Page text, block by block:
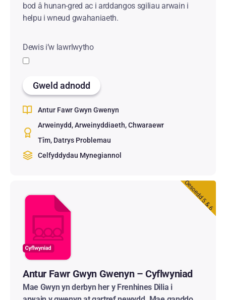
bod â hunan-gred ac i arddangos sgiliau arwain i
helpu i wneud gwahaniaeth.
Dewis i’w lawrlwytho
Gweld adnodd
Antur Fawr Gwyn Gwenyn
Arweinydd Arweinyddiaeth Chwaraewr
Tîm Datrys Problemau
Celfyddydau Mynegiannol
Antur Fawr Gwyn Gwenyn – Cyflwyniad
Mae Gwyn yn derbyn her y Frenhines Dilia i
Oesoedd 5 & 6